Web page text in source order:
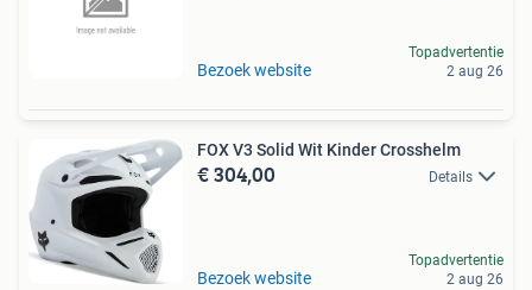
Bezoek website
Topadvertentie
2 aug 26
FOX V3 Solid Wit Kinder Crosshelm
€ 304,00 Details
Bezoek website
Topadvertentie
2 aug 26